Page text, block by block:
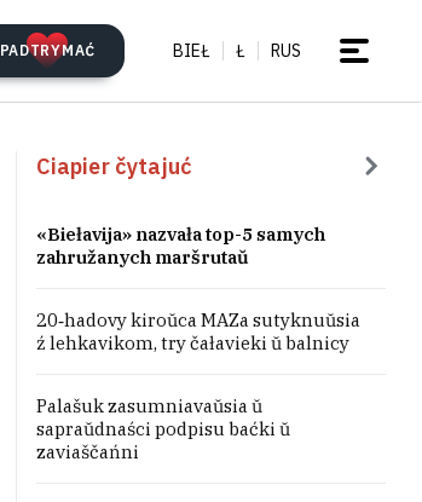
PADTRYMAĆ BIEŁ Ł RUS
Ciapier čytajuć
«Biełavija» nazvała top-5 samych
zahružanych maršrutaŭ
20‑hadovy kiroŭca MAZa sutyknuŭsia
ź lehkavikom, try čałavieki ŭ balnicy
Palašuk zasumniavaŭsia ŭ
sapraŭdnaści podpisu baćki ŭ
zaviaščańni